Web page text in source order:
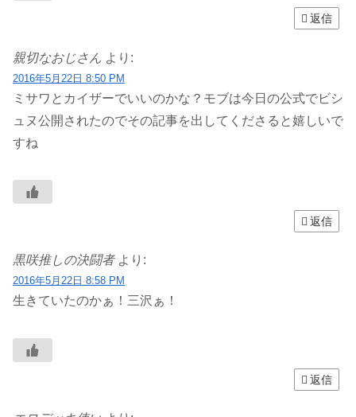
返信
親切なおじさん より:
2016年5月22日 8:50 PM
ミサワとカイザーでいいのかな？モブは今日の公式でビシ
ュヌ公開されたのでその記事を出してくださると嬉しいで
すね
返信
黒咲推しの決闘者 より:
2016年5月22日 8:58 PM
生きていたのかぁ！三沢ぁ！
返信